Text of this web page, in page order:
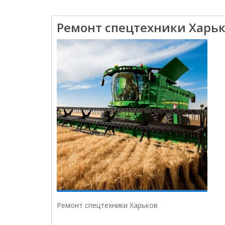
Ремонт спецтехники
Ремонт спецтехники Харьков